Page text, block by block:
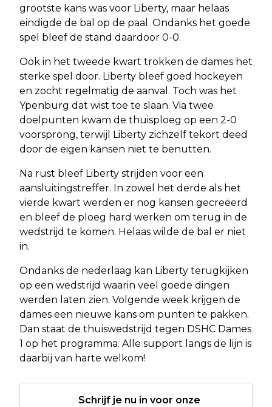
grootste kans was voor Liberty, maar helaas
eindigde de bal op de paal. Ondanks het goede
spel bleef de stand daardoor 0-0.
Ook in het tweede kwart trokken de dames het
sterke spel door. Liberty bleef goed hockeyen
en zocht regelmatig de aanval. Toch was het
Ypenburg dat wist toe te slaan. Via twee
doelpunten kwam de thuisploeg op een 2-0
voorsprong, terwijl Liberty zichzelf tekort deed
door de eigen kansen niet te benutten.
Na rust bleef Liberty strijden voor een
aansluitingstreffer. In zowel het derde als het
vierde kwart werden er nog kansen gecreëerd
en bleef de ploeg hard werken om terug in de
wedstrijd te komen. Helaas wilde de bal er niet
in.
Ondanks de nederlaag kan Liberty terugkijken
op een wedstrijd waarin veel goede dingen
werden laten zien. Volgende week krijgen de
dames een nieuwe kans om punten te pakken.
Dan staat de thuiswedstrijd tegen DSHC Dames
1 op het programma. Alle support langs de lijn is
daarbij van harte welkom!
Schrijf je nu in voor onze